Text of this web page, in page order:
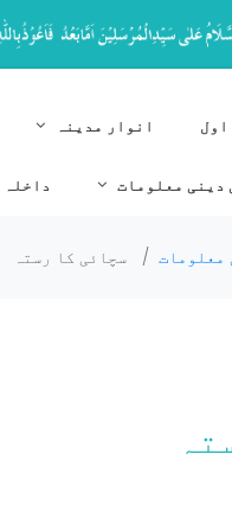
انوار مدینہ
دینی معلومات
معلومات / سچائی کا رستہ